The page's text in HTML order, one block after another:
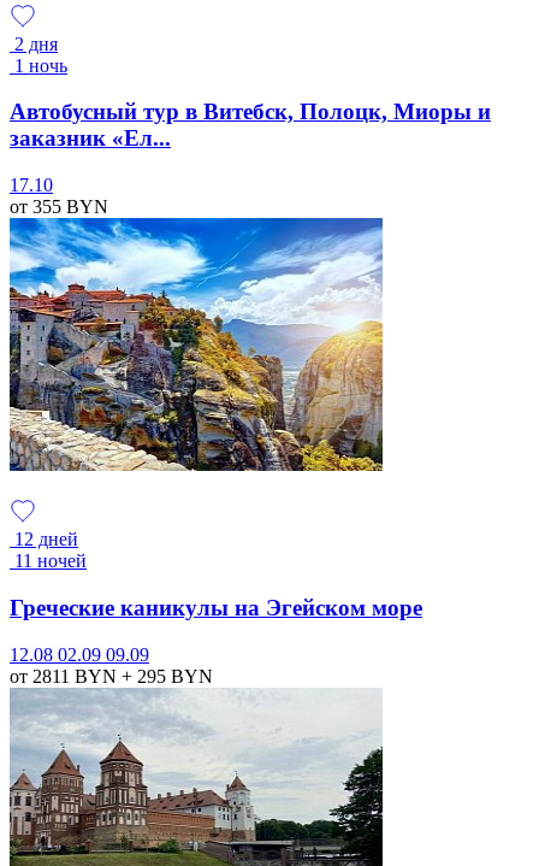
2 дня
1 ночь
Автобусный тур в Витебск, Полоцк, Миоры и
заказник «Ел...
17.10
от 355 BYN
12 дней
11 ночей
Греческие каникулы на Эгейском море
12.08 02.09 09.09
от 2811 BYN + 295 BYN